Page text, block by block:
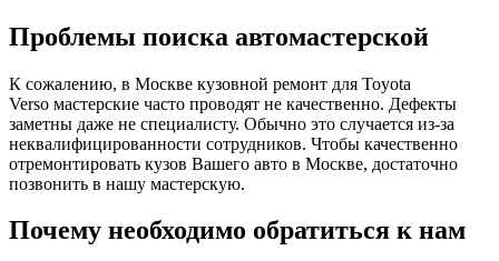
Проблемы поиска автомастерской
К сожалению, в Москве кузовной ремонт для Toyota
Verso мастерские часто проводят не качественно. Дефекты
заметны даже не специалисту. Обычно это случается из-за
неквалифицированности сотрудников. Чтобы качественно
отремонтировать кузов Вашего авто в Москве, достаточно
позвонить в нашу мастерскую.
Почему необходимо обратиться к нам